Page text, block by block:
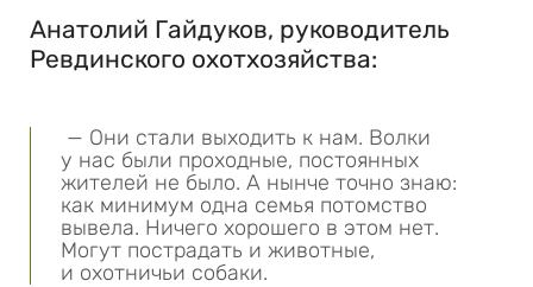
Анатолий Гайдуков, руководитель
Ревдинского охотхозяйства:
— Они стали выходить к нам. Волки
у нас были проходные, постоянных
жителей не было. А нынче точно знаю:
как минимум одна семья потомство
вывела. Ничего хорошего в этом нет.
Могут пострадать и животные,
и охотничьи собаки.